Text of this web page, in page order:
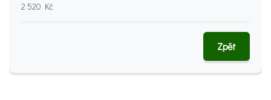
2 520 Kč
Zpět